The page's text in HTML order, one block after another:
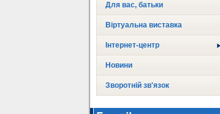
Для вас, батьки
Віртуальна виставка
Інтернет-центр
Новини
Зворотній зв'язок